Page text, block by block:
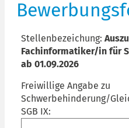
Stellenbezeichung:
Fachinformatiker/in für
ab 01.09.2026
Freiwillige Angabe zu
Schwerbehinderung/
SGB IX: